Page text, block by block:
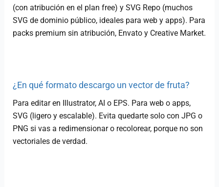
(con atribución en el plan free) y SVG Repo (muchos
SVG de dominio público, ideales para web y apps). Para
packs premium sin atribución, Envato y Creative Market.
¿En qué formato descargo un vector de fruta?
Para editar en Illustrator, AI o EPS. Para web o apps,
SVG (ligero y escalable). Evita quedarte solo con JPG o
PNG si vas a redimensionar o recolorear, porque no son
vectoriales de verdad.